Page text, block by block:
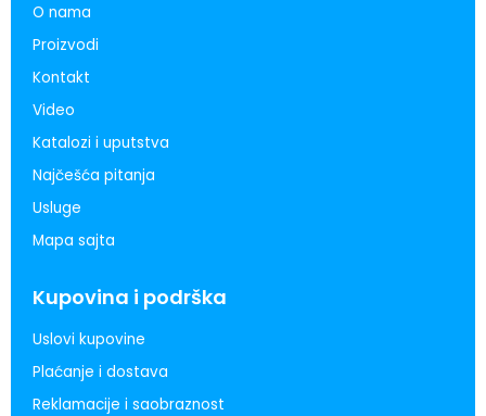
O nama
Proizvodi
Kontakt
Video
Katalozi i uputstva
Najčešća pitanja
Usluge
Mapa sajta
Kupovina i podrška
Uslovi kupovine
Plaćanje i dostava
Reklamacije i saobraznost